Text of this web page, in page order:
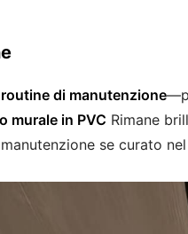
routine di manutenzione
murale in PVC Rimane
se curato